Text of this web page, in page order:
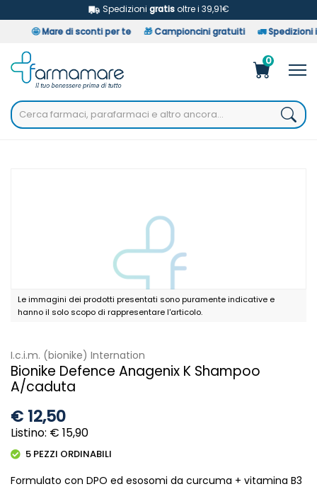
Spedizioni gratisoltre i 39,91€
Mare di sconti per te🎁 Campioncini gratuiti 🚛 Spedizioni in
0
Immagine attualmente non disponibile
Le immagini dei prodotti presentati sono puramente indicative e
hanno il solo scopo di rappresentare l'articolo.
I.c.i.m. (bionike) Internation
Bionike Defence Anagenix K Shampoo
A/caduta
€ 12,50
Listino: € 15,90
5 PEZZI ORDINABILI
Formulato con DPO ed esosomi da curcuma + vitamina B3